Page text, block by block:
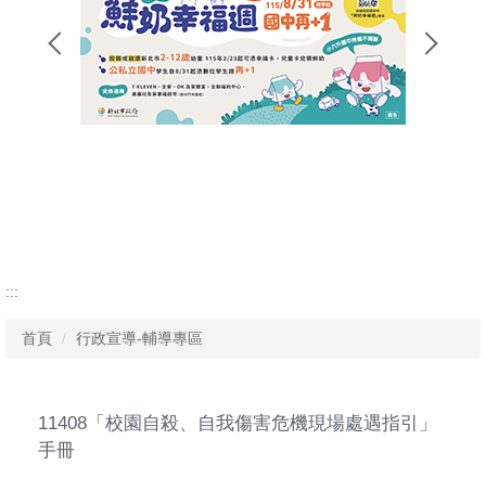
:::
首頁 行政宣導-輔導專區
11408「校園自殺、自我傷害危機現場處遇指引」
手冊